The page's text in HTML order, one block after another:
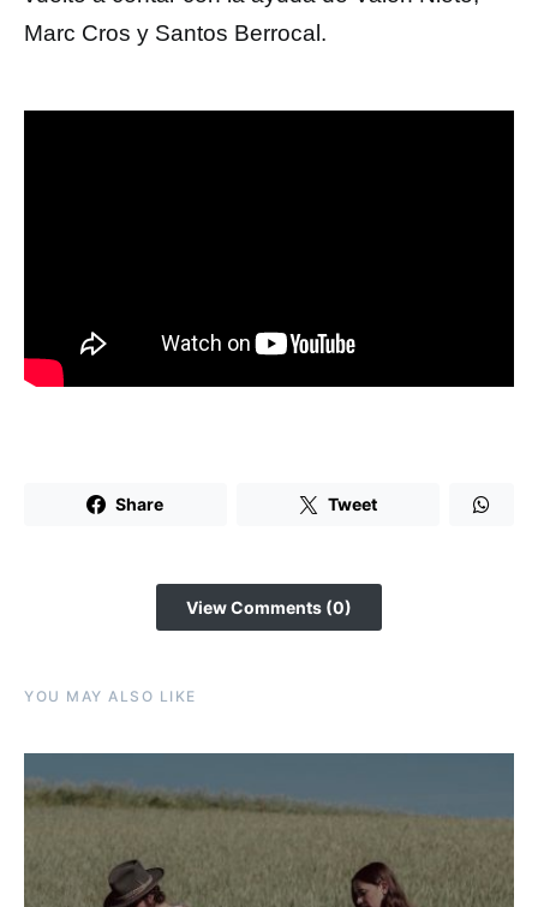
Marc Cros y Santos Berrocal.
Share Tweet
View Comments (0)
YOU MAY ALSO LIKE